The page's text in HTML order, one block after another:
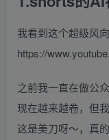
我看到这个超级风
https://
之前我一直在做公
现在越来越卷，但
这是美刀呀～，真